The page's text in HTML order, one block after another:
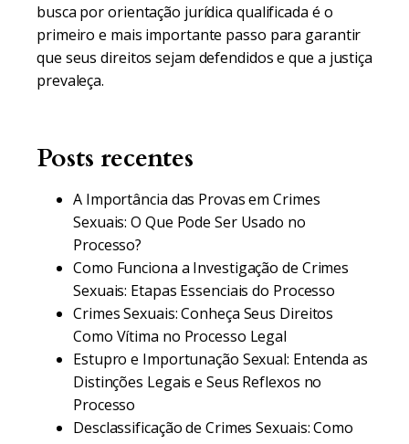
busca por orientação jurídica qualificada é o
primeiro e mais importante passo para garantir
que seus direitos sejam defendidos e que a justiça
prevaleça.
Posts recentes
A Importância das Provas em Crimes
Sexuais: O Que Pode Ser Usado no
Processo?
Como Funciona a Investigação de Crimes
Sexuais: Etapas Essenciais do Processo
Crimes Sexuais: Conheça Seus Direitos
Como Vítima no Processo Legal
Estupro e Importunação Sexual: Entenda as
Distinções Legais e Seus Reflexos no
Processo
Desclassificação de Crimes Sexuais: Como